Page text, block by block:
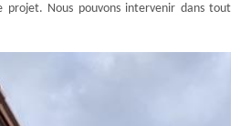
Nous pouvons intervenir dans tout